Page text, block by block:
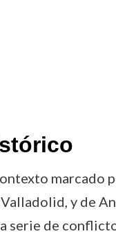
y de
serie de